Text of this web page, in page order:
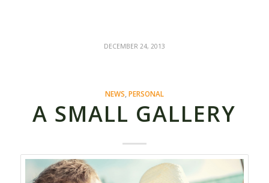
DECEMBER 24, 2013
NEWS PERSONAL
A SMALL GALLERY